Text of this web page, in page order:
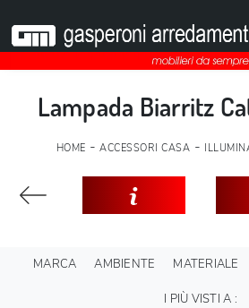
Lampada Biarritz
HOME -ACCESSORI CASA -
MARCA AMBIENTE MATERIALE
I PIÙ VISTI A :